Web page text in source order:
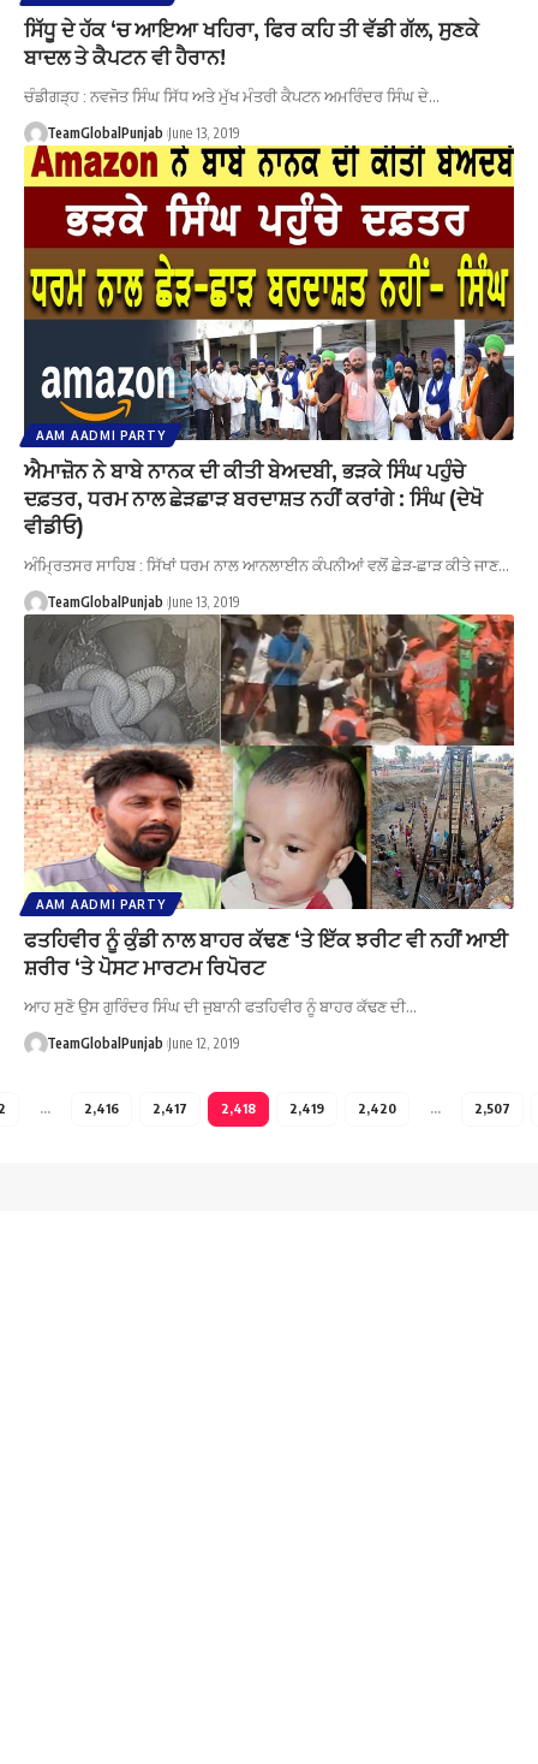
ਸਿੱਧੂ ਦੇ ਹੱਕ ‘ਚ ਆਇਆ ਖਹਿਰਾ, ਫਿਰ ਕਹਿ ਤੀ ਵੱਡੀ ਗੱਲ, ਸੁਣਕੇ
ਬਾਦਲ ਤੇ ਕੈਪਟਨ ਵੀ ਹੈਰਾਨ!
ਚੰਡੀਗੜ੍ਹ : ਨਵਜੋਤ ਸਿੰਘ ਸਿੱਧ ਅਤੇ ਮੁੱਖ ਮੰਤਰੀ ਕੈਪਟਨ ਅਮਰਿੰਦਰ ਸਿੰਘ ਦੇ…
TeamGlobalPunjab June 13, 2019
AAM AADMI PARTY
ਐਮਾਜ਼ੋਨ ਨੇ ਬਾਬੇ ਨਾਨਕ ਦੀ ਕੀਤੀ ਬੇਅਦਬੀ, ਭੜਕੇ ਸਿੰਘ ਪਹੁੰਚੇ
ਦਫ਼ਤਰ, ਧਰਮ ਨਾਲ ਛੇੜਛਾੜ ਬਰਦਾਸ਼ਤ ਨਹੀਂ ਕਰਾਂਗੇ : ਸਿੰਘ (ਦੇਖੋ
ਵੀਡੀਓ)
ਅੰਮ੍ਰਿਤਸਰ ਸਾਹਿਬ : ਸਿੱਖਾਂ ਧਰਮ ਨਾਲ ਆਨਲਾਈਨ ਕੰਪਨੀਆਂ ਵਲੋਂ ਛੇੜ-ਛਾੜ ਕੀਤੇ ਜਾਣ…
TeamGlobalPunjab June 13, 2019
AAM AADMI PARTY
ਫਤਹਿਵੀਰ ਨੂੰ ਕੁੰਡੀ ਨਾਲ ਬਾਹਰ ਕੱਢਣ ‘ਤੇ ਇੱਕ ਝਰੀਟ ਵੀ ਨਹੀਂ ਆਈ
ਸ਼ਰੀਰ ‘ਤੇ ਪੋਸਟ ਮਾਰਟਮ ਰਿਪੋਰਟ
ਆਹ ਸੁਣੋ ਉਸ ਗੁਰਿੰਦਰ ਸਿੰਘ ਦੀ ਜੁਬਾਨੀ ਫਤਹਿਵੀਰ ਨੂੰ ਬਾਹਰ ਕੱਢਣ ਦੀ…
TeamGlobalPunjab June 12, 2019
… 2,416 2,417 2,418 2,419 2,420 … 2,507